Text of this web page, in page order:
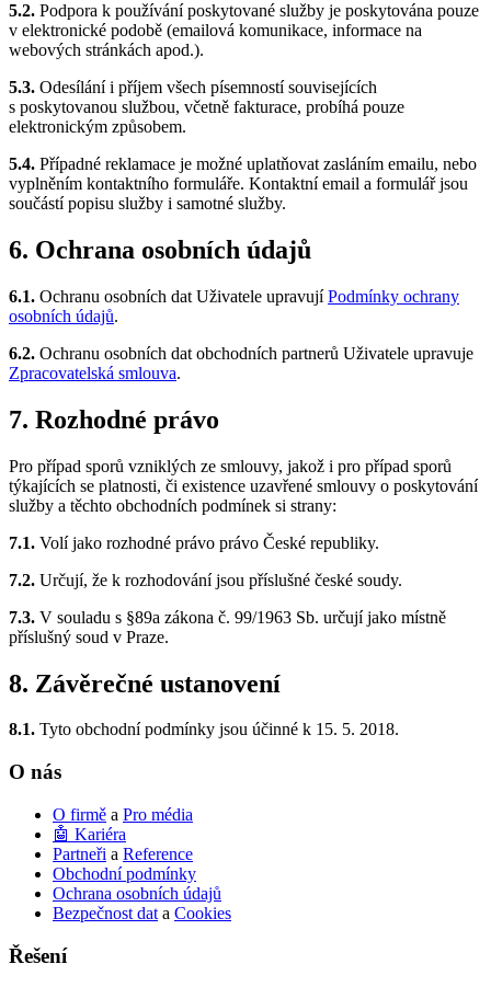
5.2. Podpora k používání poskytované služby je poskytována pouze
v elektronické podobě (emailová komunikace, informace na
webových stránkách apod.).
5.3. Odesílání i příjem všech písemností souvisejících
s poskytovanou službou, včetně fakturace, probíhá pouze
elektronickým způsobem.
5.4. Případné reklamace je možné uplatňovat zasláním emailu, nebo
vyplněním kontaktního formuláře. Kontaktní email a formulář jsou
součástí popisu služby i samotné služby.
6. Ochrana osobních údajů
6.1. Ochranu osobních dat Uživatele upravujíPodmínky ochrany
osobních údajů.
6.2. Ochranu osobních dat obchodních partnerů Uživatele upravuje
Zpracovatelská smlouva.
7. Rozhodné právo
Pro případ sporů vzniklých ze smlouvy, jakož i pro případ sporů
týkajících se platnosti, či existence uzavřené smlouvy o poskytování
služby a těchto obchodních podmínek si strany:
7.1. Volí jako rozhodné právo právo České republiky.
7.2. Určují, že k rozhodování jsou příslušné české soudy.
7.3. V souladu s §89a zákona č. 99/1963 Sb. určují jako místně
příslušný soud v Praze.
8. Závěrečné ustanovení
8.1. Tyto obchodní podmínky jsou účinné k 15. 5. 2018.
O nás
O firmě a Pro média
🤖 Kariéra
Partneři a Reference
Obchodní podmínky
Ochrana osobních údajů
Bezpečnost dat a Cookies
Řešení